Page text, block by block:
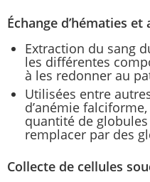
Échange d’hématies et
Extraction du sang
les différentes
à les redonner au
Utilisées entre
d’anémie
quantité de
remplacer par des
Collecte de cellules